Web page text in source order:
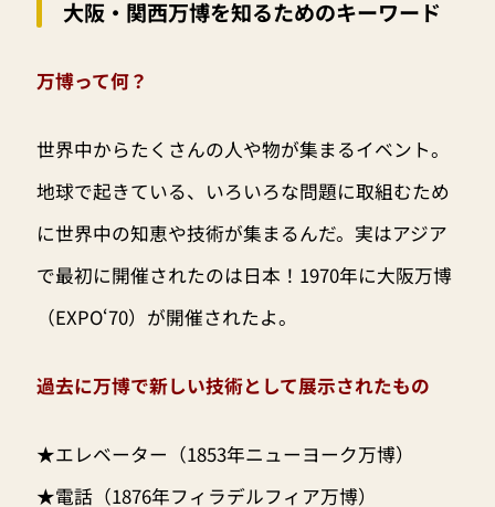
大阪・関西万博を知るためのキーワード
万博って何？
世界中からたくさんの人や物が集まるイベント。
地球で起きている、いろいろな問題に取組むため
に世界中の知恵や技術が集まるんだ。実はアジア
で最初に開催されたのは日本！1970年に大阪万博
（EXPO‘70）が開催されたよ。
過去に万博で新しい技術として展示されたもの
★エレベーター（1853年ニューヨーク万博）
★電話（1876年フィラデルフィア万博）